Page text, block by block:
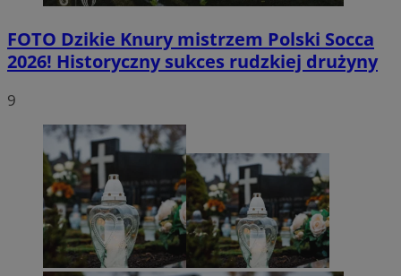
FOTO Dzikie Knury mistrzem Polski Socca
2026! Historyczny sukces rudzkiej drużyny
9